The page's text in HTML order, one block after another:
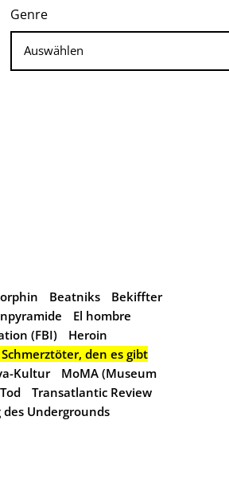
Genre
Beatniks
Bekiffter
El hombre
(FBI)
Heroin
den es gibt
Kultur
MoMA (Museum
Tod
Transatlantic Review
Undergrounds